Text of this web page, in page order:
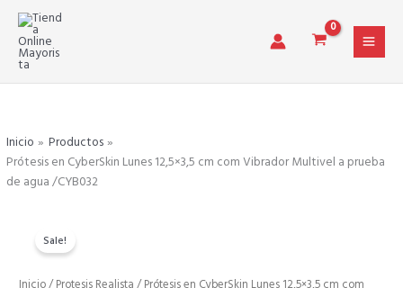
contenido
Inicio
Productos
Prótesis en CyberSkin Lunes 12,5×3,5 cm com Vibrador Multivel a prueba
de agua /CYB032
Sale!